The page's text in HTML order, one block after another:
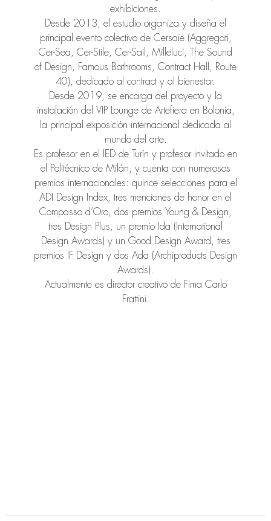
exhibiciones.
Desde 2013, el estudio organiza y diseña el
principal evento colectivo de Cersaie (Aggregati,
Cer-Sea, Cer-Stile, Cer-Sail, Milleluci, The Sound
of Design, Famous Bathrooms, Contract Hall, Route
40), dedicado al contract y al bienestar.
Desde 2019, se encarga del proyecto y la
instalación del VIP Lounge de Artefiera en Bolonia,
la principal exposición internacional dedicada al
mundo del arte.
Es profesor en el IED de Turín y profesor invitado en
el Politécnico de Milán, y cuenta con numerosos
premios internacionales: quince selecciones para el
ADI Design Index, tres menciones de honor en el
Compasso d’Oro, dos premios Young & Design,
tres Design Plus, un premio Ida (International
Design Awards) y un Good Design Award, tres
premios IF Design y dos Ada (Archiproducts Design
Awards).
Actualmente es director creativo de Fima Carlo
Frattini.